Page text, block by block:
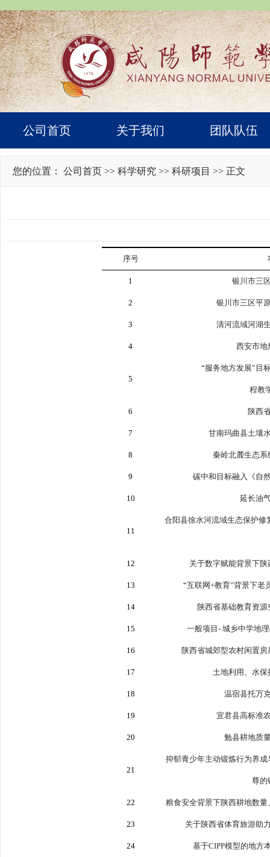
公司首页 关于我们 团队队伍
您的位置： 公司首页 >> 科学研究 >> 科研项目 >> 正文
序号
1 银川市三
2 银川市三区平
3 清河流域河湖
4 西安市地
5
“服务地方发展” 目
程教
6 陕西
7 甘南玛曲县土壤
8 秦岭北麓生态
9 碳中和目标融入《自
10 延长油
11
合阳县徐水河流域生态保护修
12 关于数字赋能背景下
13 “互联网+教育”背景下老
14 陕西省基础教育资
15 一般项目 - 城乡中学地
16 陕西省城郊型农村闲置
17 土地利用、水
18 温宿县托万
19 宜君县高标准
20 勉县耕地质
21
抑郁青少年主动锻炼行为养
尊的
22 粮食安全背景下陕西耕地数量
23 关于陕西省体育旅游助
24 基于CIPP模型的地方